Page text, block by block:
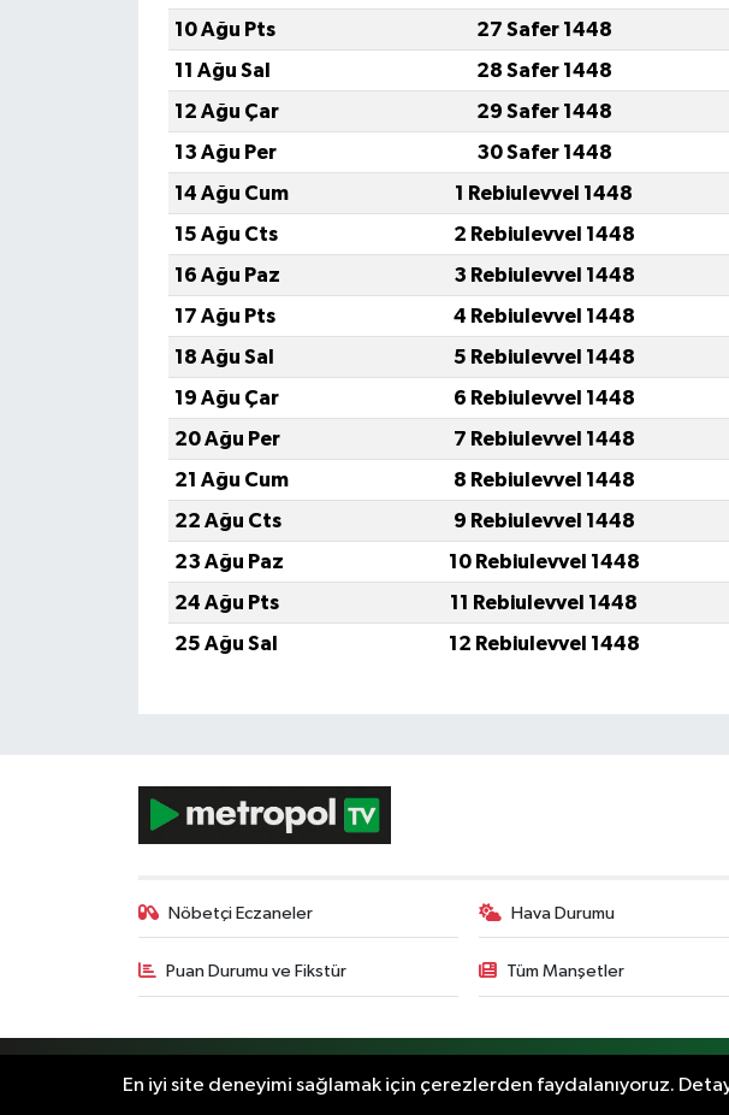
10 Ağu Pts
27 Safer 1448
11 Ağu Sal
28 Safer 1448
12 Ağu Çar
29 Safer 1448
13 Ağu Per
30 Safer 1448
14 Ağu Cum
1 Rebiulevvel 1448
15 Ağu Cts
2 Rebiulevvel 1448
16 Ağu Paz
3 Rebiulevvel 1448
17 Ağu Pts
4 Rebiulevvel 1448
18 Ağu Sal
5 Rebiulevvel 1448
19 Ağu Çar
6 Rebiulevvel 1448
20 Ağu Per
7 Rebiulevvel 1448
21 Ağu Cum
8 Rebiulevvel 1448
22 Ağu Cts
9 Rebiulevvel 1448
23 Ağu Paz
10 Rebiulevvel 1448
24 Ağu Pts
11 Rebiulevvel 1448
25 Ağu Sal
12 Rebiulevvel 1448
Nöbetçi Eczaneler Hava Durumu
Puan Durumu ve Fikstür Tüm Manşetler
RSS Copyright © 2024. Her hakkı saklıdır.
En iyi site deneyimi sağlamak için çerezlerden faydalanıyoruz.